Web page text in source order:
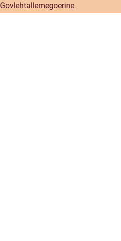
Govlehtallemegoerine